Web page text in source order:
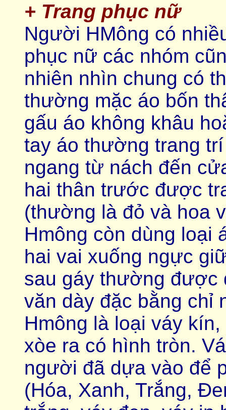
+ Trang phục nữ
Người HMông có
phục nữ các nhóm
nhiên nhìn chung có
thường mặc áo bốn
gấu áo không khâu
tay áo thường trang
ngang từ nách đến
hai thân trước được
(thường là đỏ và hoa
Hmông còn dùng loại
hai vai xuống ngực
sau gáy thường được
văn dày đặc bằng chỉ
Hmông là loại váy
xòe ra có hình tròn.
người đã dựa vào để
(Hóa, Xanh, Trắng,